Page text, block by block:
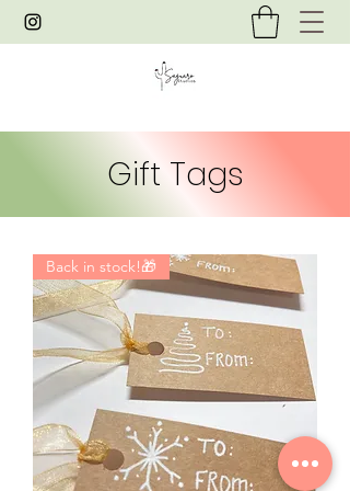
Gift Tags
Back in stock!🎁